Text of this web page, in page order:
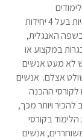
האקדמאיים השונים בארץ. לרוב נדרש המועמד להיות בעל 4 יחידות
האנגלית,
במקצוע או
מלבדם יש לא מעט אנשים
אצלם. אנשים
ההכנה
ויותר מכך,
בקורסי
אנשים